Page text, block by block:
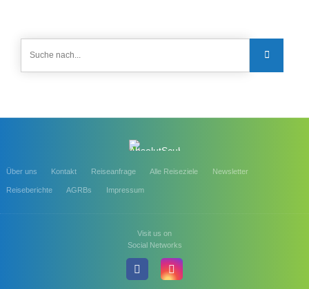
Über uns Kontakt Reiseanfrage Alle Reiseziele Newsletter
Reiseberichte AGRBs Impressum
Visit us on
Social Networks